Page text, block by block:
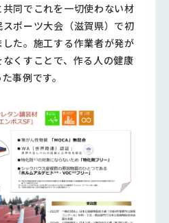
同でこれを一切使わない材
ポーツ大会（滋賀県）で初
た。施工する作業者が発が
くすことで、作る人の健康
事例です。